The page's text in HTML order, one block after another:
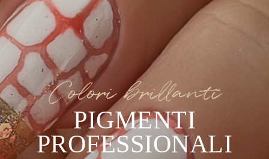
Colori brillanti
PIGMENTI
PROFESSIONALI